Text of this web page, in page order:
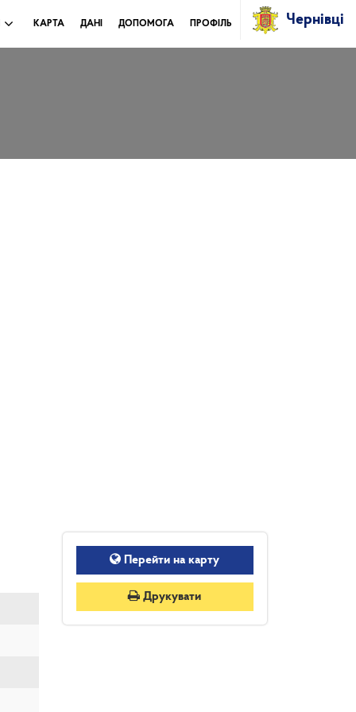
КАРТА ДАНІ ДОПОМОГА ПРОФІЛЬ Чернівці
Перейти на карту
Друкувати